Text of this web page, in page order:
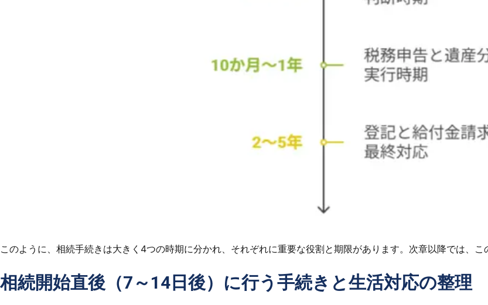
このように、相続手続きは大きく4つの時期に分かれ、それぞれに重要な役割と期限があります。次章以降では、
相続開始直後（7～14日後）に行う手続きと生活対応の整理